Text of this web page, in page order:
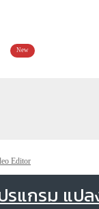
New
Editor
แกรม แป